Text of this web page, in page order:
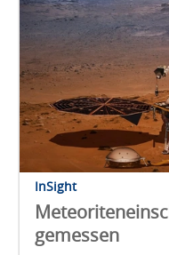
InSight
gemessen